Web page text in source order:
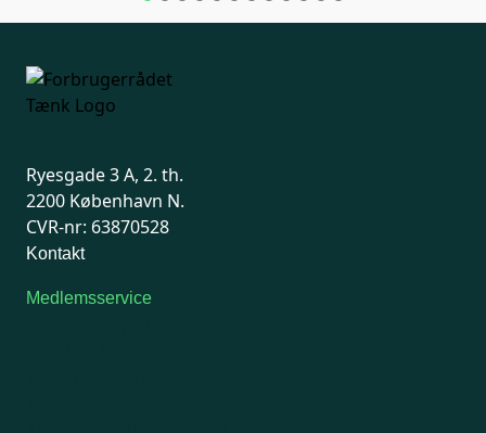
Ryesgade 3 A, 2. th.
2200 København N.
CVR-nr: 63870528
Kontakt
Medlemsservice